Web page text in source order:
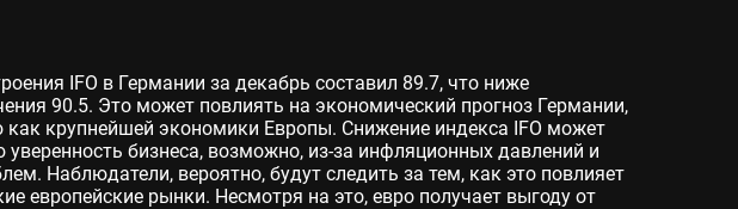
IFO в Германии за декабрь составил 89.7, что ниже
90.5. Это может повлиять на экономический прогноз Германии,
как крупнейшей экономики Европы. Снижение индекса IFO может
бизнеса, возможно, из-за инфляционных давлений и
Наблюдатели, вероятно, будут следить за тем, как это повлияет
европейские рынки. Несмотря на это, евро получает выгоду от